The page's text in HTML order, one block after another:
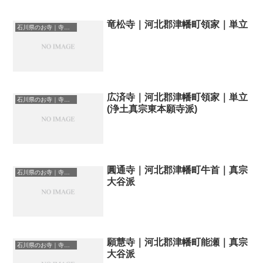
石川県のお寺｜寺院一覧 竜松寺｜河北郡津幡町領家｜単立
石川県のお寺｜寺院一覧
広済寺｜河北郡津幡町領家｜単立
(浄土真宗東本願寺派)
石川県のお寺｜寺院一覧
圓通寺｜河北郡津幡町牛首｜真宗
大谷派
石川県のお寺｜寺院一覧
願慧寺｜河北郡津幡町能瀬｜真宗
大谷派